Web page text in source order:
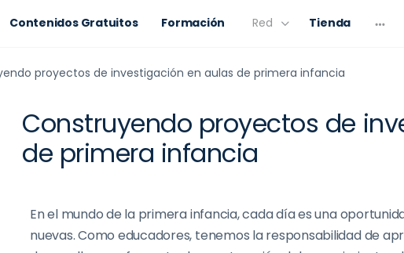
Contenidos Gratuitos Formación Red Tienda
proyectos de investigación en aulas de primera infancia
Construyendo proyectos de
de primera infancia
En el mundo de la primera infancia, cada día es una
nuevas. Como educadores, tenemos la responsabilidad de